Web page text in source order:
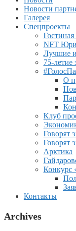
Новости
Галерея
Спецпроекты
NFT
Лучшие
75-
О
Клуб
Говорят
Говорят
Арктика
Конкурс
Контакты
Archives